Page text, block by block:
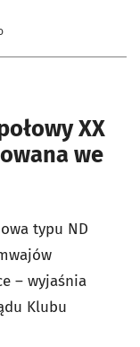
XX
we
typu ND
– wyjaśnia
Klubu